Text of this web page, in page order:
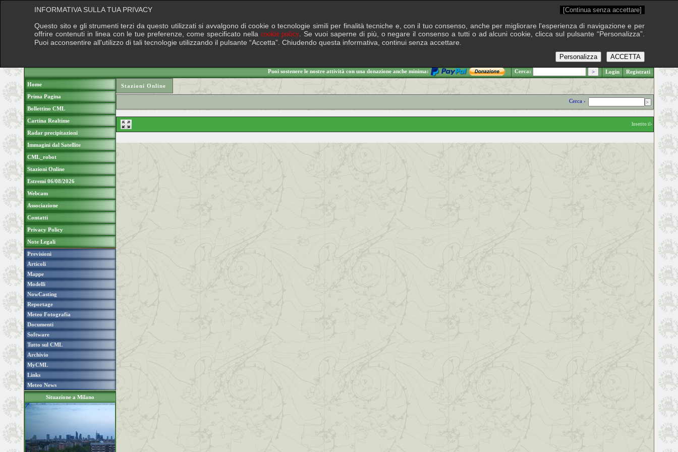
.: Venerdì 7 agosto 2026
Puoi sostenere le nostre attività con una donazione anche minima: Cerca: Login Registrati
Home
Prima Pagina
Bollettino CML
Cartina Realtime
Radar precipitazioni
Immagini dal Satellite
CML_robot
Stazioni Online
Estremi 06/08/2026
Webcam
Associazione
Contatti
Privacy Policy
Note Legali
Previsioni
Articoli
Mappe
Modelli
NowCasting
Reportage
Meteo Fotografia
Documenti
Software
Tutto sul CML
Archivio
MyCML
Links
Meteo News
Situazione a Milano
Stazioni Online
Cerca ›
Inserito il›
INFORMATIVA SULLA TUA PRIVACY [Continua senza accettare]
Questo sito e gli strumenti terzi da questo utilizzati si avvalgono di cookie o tecnologie simili per finalità tecniche e, con il tuo consenso, anche per migliorare l'esperienza di navigazione e per
offrire contenuti in linea con le tue preferenze, come specificato nella cookie policy . Se vuoi saperne di più, o negare il consenso a tutti o ad alcuni cookie, clicca sul pulsante “Personalizza”.
Puoi acconsentire all'utilizzo di tali tecnologie utilizzando il pulsante “Accetta”. Chiudendo questa informativa, continui senza accettare.
ACCETTA
Personalizza